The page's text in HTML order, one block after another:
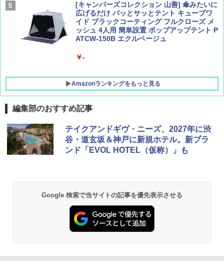
[キャンパーズコレクション 山善] 傘みたいに
広げるだけ パッとサッとテント キューブワ
イド ブラックコーティング フルクローズ メ
ッシュ 4人用 簡単設置 ポップアップテント P
ATCW-150B エクルベージュ
￥-
Amazonランキングをもっと見る
DEWEL パラソル 大型 ビーチ アウトドアパ
ラソル ガーデン サイトシート付 折りたたみ
防水 UVカット 4段階高さ調整 軽量 収納袋付
き
熊撃退スプレー 熊よけスプレー 熊スプレー
【日本企業販売】超強力クマ対策スプレー 30
0ml（連続噴射30秒）110ml（連続噴射15
秒）射程5～10m 安全ロック搭載 携帯収納袋
付き ヒグマ・イノシシ対策 自治体・教育機
編集部のおすすめ記事
テイクアンドギヴ・ニーズ、2027年に渋
谷・道玄坂＆神戸に新規ホテル。新ブラ
ンド「EVOL HOTEL（仮称）」も
Google 検索で当サイトの記事を優先表示させる